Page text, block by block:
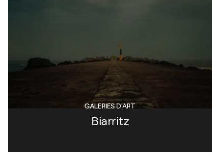
Biarritz
GALERIES D'ART